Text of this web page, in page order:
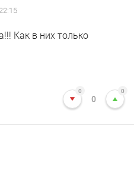
Как в них только
0
0
0